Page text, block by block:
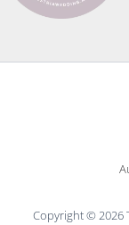
Copyright © 2026